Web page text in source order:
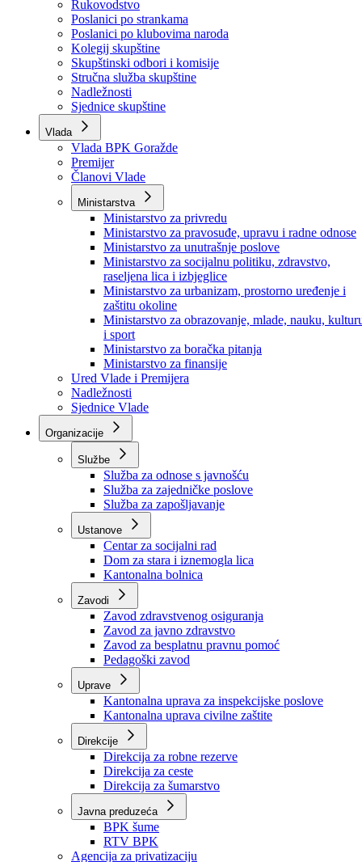
Skupština
Skupština BPK Goražde
Rukovodstvo
Poslanici po strankama
Poslanici po klubovima naroda
Kolegij skupštine
Skupštinski odbori i komisije
Stručna služba skupštine
Nadležnosti
Sjednice skupštine
Vlada
Vlada BPK Goražde
Premijer
Članovi Vlade
Ministarstva
Ministarstvo za privredu
Ministarstvo za pravosuđe, upravu i radne odnose
Ministarstvo za unutrašnje poslove
Ministarstvo za socijalnu politiku, zdravstvo,
raseljena lica i izbjeglice
Ministarstvo za urbanizam, prostorno uređenje i
zaštitu okoline
Ministarstvo za obrazovanje, mlade, nauku,
i sport
Ministarstvo za boračka pitanja
Ministarstvo za finansije
Ured Vlade i Premijera
Nadležnosti
Sjednice Vlade
Organizacije
Službe
Služba za odnose s javnošću
Služba za zajedničke poslove
Služba za zapošljavanje
Ustanove
Centar za socijalni rad
Dom za stara i iznemogla lica
Kantonalna bolnica
Zavodi
Zavod zdravstvenog osiguranja
Zavod za javno zdravstvo
Zavod za besplatnu pravnu pomoć
Pedagoški zavod
Kantonalna uprava za inspekcijske poslove
Kantonalna uprava civilne zaštite
Direkcije
Direkcija za robne rezerve
Direkcija za ceste
Direkcija za šumarstvo
Javna preduzeća